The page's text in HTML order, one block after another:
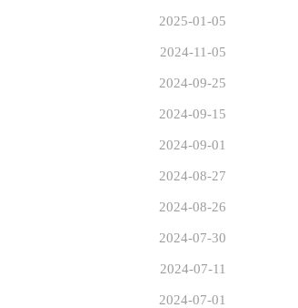
2025-01-05
2024-11-05
2024-09-25
2024-09-15
2024-09-01
2024-08-27
2024-08-26
2024-07-30
2024-07-11
2024-07-01